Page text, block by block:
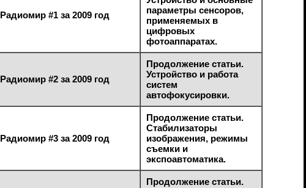
Радиомир #1 за 2009 год
параметры сенсоров,
применяемых в
цифровых
фотоаппаратах.
Радиомир #2 за 2009 год
Продолжение статьи.
Устройство и работа
систем
автофокусировки.
Радиомир #3 за 2009 год
Продолжение статьи.
Стабилизаторы
изображения, режимы
съемки и
экспоавтоматика.
Продолжение статьи.